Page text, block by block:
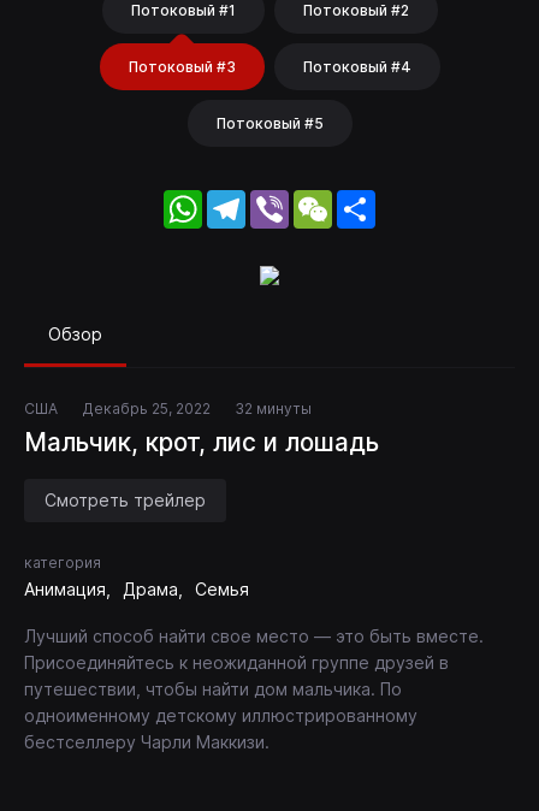
Потоковый #1 Потоковый #2
Потоковый #3 Потоковый #4
Потоковый #5
WhatsApp
Telegram
Viber WeChat
Обзор
США Декабрь 25, 2022 32 минуты
Мальчик, крот, лис и лошадь
Смотреть трейлер
категория
Анимация Драма Семья
Лучший способ найти свое место — это быть вместе.
Присоединяйтесь к неожиданной группе друзей в
путешествии, чтобы найти дом мальчика. По
одноименному детскому иллюстрированному
бестселлеру Чарли Маккизи.